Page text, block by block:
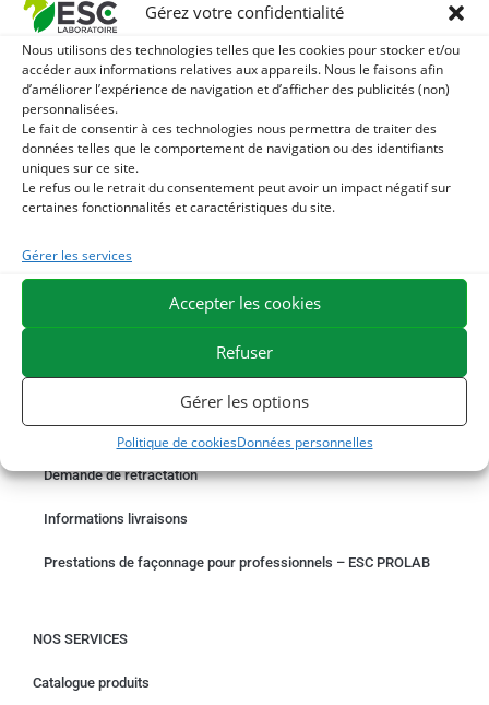
Gérez votre confidentialité
Nous utilisons des technologies telles que les cookies pour stocker et/ou
accéder aux informations relatives aux appareils. Nous le faisons afin
d’améliorer l’expérience de navigation et d’afficher des publicités (non)
personnalisées.
Le fait de consentir à ces technologies nous permettra de traiter des
données telles que le comportement de navigation ou des identifiants
uniques sur ce site.
Le refus ou le retrait du consentement peut avoir un impact négatif sur
certaines fonctionnalités et caractéristiques du site.
Gérer les services
Accepter les cookies
Refuser
Gérer les options
Politique de cookiesDonnées personnelles
Ils pourraient vous plaire
1 BRONCHOMIX - RESPIRATION CHEVAL - MÉLANGE DE
PLANTES
2 TOURTEAU DE SOJA SANS OGM - APPORT EN
PROTÉINES ET SOUTIEN ÉNERGÉTIQUE POUR CHEVAUX
3 CHARDON-MARIE - DÉTOX FOIE CHEVAL - PLANTE PURE
EXPÉDITION EN 48/72H
LIVRAISON OFFERTE EN FRANCE DÈS 75 €
PAIEMENT SÉCURISÉ
BESOIN D'AIDE ?
Un problème avec votre commande ?
Demande de rétractation
Informations livraisons
Prestations de façonnage pour professionnels – ESC PROLAB
NOS SERVICES
Catalogue produits